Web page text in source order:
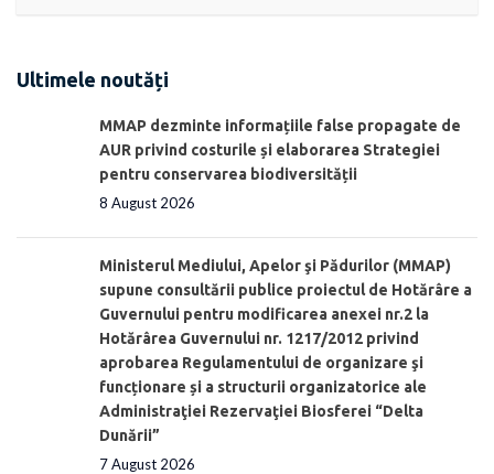
Ultimele noutăți
MMAP dezminte informațiile false propagate de
AUR privind costurile și elaborarea Strategiei
pentru conservarea biodiversității
8 August 2026
Ministerul Mediului, Apelor şi Pădurilor (MMAP)
supune consultării publice proiectul de Hotărâre a
Guvernului pentru modificarea anexei nr.2 la
Hotărârea Guvernului nr. 1217/2012 privind
aprobarea Regulamentului de organizare şi
funcționare și a structurii organizatorice ale
Administraţiei Rezervaţiei Biosferei “Delta
Dunării”
7 August 2026